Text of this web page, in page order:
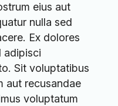
eius aut
nulla sed
Ex dolores
adipisci
Sit voluptatibus
aut recusandae
voluptatum